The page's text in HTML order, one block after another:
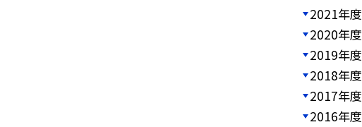
2021年度
2020年度
2019年度
2018年度
2017年度
2016年度